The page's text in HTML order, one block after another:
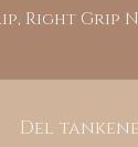
Right Grip
Del